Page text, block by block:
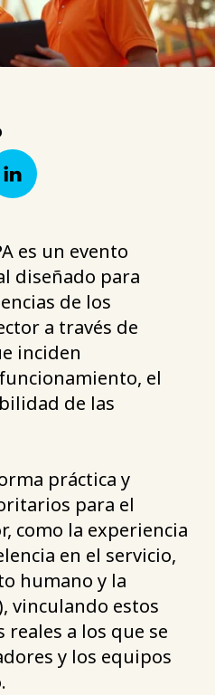
es un evento
diseñado para
de los
a través de
inciden
el
de las
práctica y
para el
como la experiencia
en el servicio,
humano y la
vinculando estos
a los que se
y los equipos